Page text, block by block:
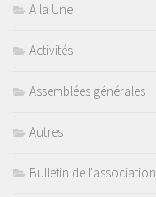
A la Une
Activités
Assemblées générales
Autres
Bulletin de l'association